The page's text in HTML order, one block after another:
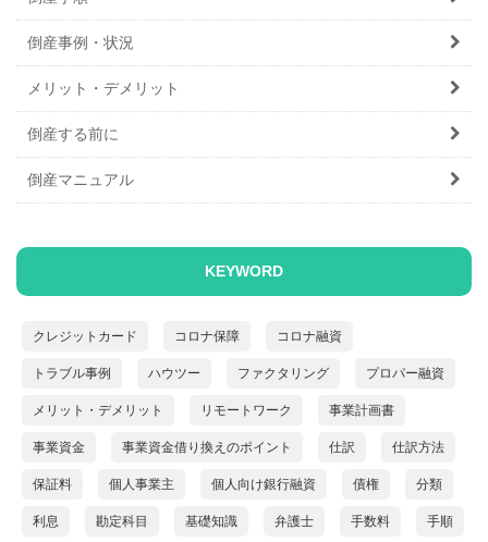
倒産事例・状況
メリット・デメリット
倒産する前に
倒産マニュアル
KEYWORD
クレジットカード コロナ保障 コロナ融資
トラブル事例 ハウツー ファクタリング プロパー融資
メリット・デメリット リモートワーク 事業計画書
事業資金 事業資金借り換えのポイント 仕訳 仕訳方法
保証料 個人事業主 個人向け銀行融資 債権 分類
利息 勘定科目 基礎知識 弁護士 手数料 手順